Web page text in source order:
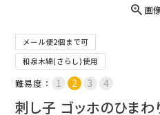
画
メール便2個まで可
和泉木綿(さらし)使用
難易度：
刺し子 ゴッホのひまわ